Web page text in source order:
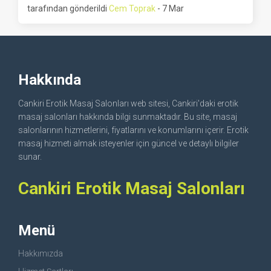
tarafından gönderildi Cem Toprak - 7 Mar
Hakkında
Cankiri Erotik Masaj Salonları web sitesi, Cankiri'daki erotik
masaj salonları hakkında bilgi sunmaktadır. Bu site, masaj
salonlarının hizmetlerini, fiyatlarını ve konumlarını içerir. Erotik
masaj hizmeti almak isteyenler için güncel ve detaylı bilgiler
sunar.
Cankiri Erotik Masaj Salonları
Menü
Hakkımızda